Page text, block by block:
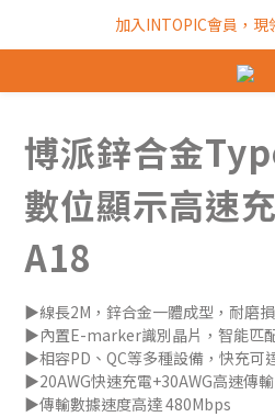
加入INTOPIC會員，現
全館滿$499
加入INTOPIC會員，現
博派鋅合金
數位顯示高速
A18
▶線長2M，鋅合金一體成型，耐磨
▶內置E-marker識別晶片，智能匹
▶相容PD、QC等多種設備，快充可
▶20AWG快速充電+30AWG高速傳輸
▶傳輸數據速度高達 480Mbps